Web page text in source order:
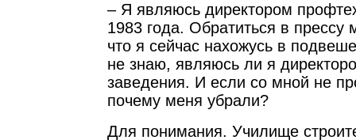
– Я являюсь директором
1983 года. Обратиться в прессу
что я сейчас нахожусь в
не знаю, являюсь ли я
заведения. И если со мной не
почему меня убрали?
Для понимания. Училище